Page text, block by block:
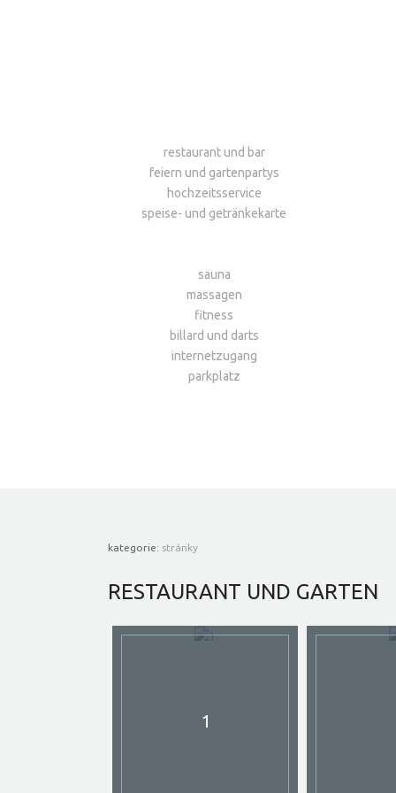
restaurant und bar
feiern und gartenpartys
hochzeitsservice
speise- und getränkekarte
sauna
massagen
fitness
billard und darts
internetzugang
parkplatz
kategorie: stránky
RESTAURANT UND GARTEN
1